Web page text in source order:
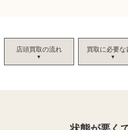
店頭買取の流れ 買取に必要な